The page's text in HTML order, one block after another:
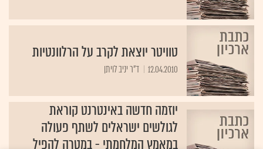
טוויטר יוצאת לקרב על הרלוונטיות
12.04.2010 ד"ר יניב לויתן
יוזמה חדשה באינטרנט קוראת
לגולשים ישראלים לשתף פעולה
במאמץ המלחמתי - במטרה להפיל